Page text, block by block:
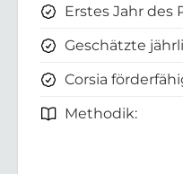
Erstes Jahr des
Geschätzte
Corsia
Methodik: